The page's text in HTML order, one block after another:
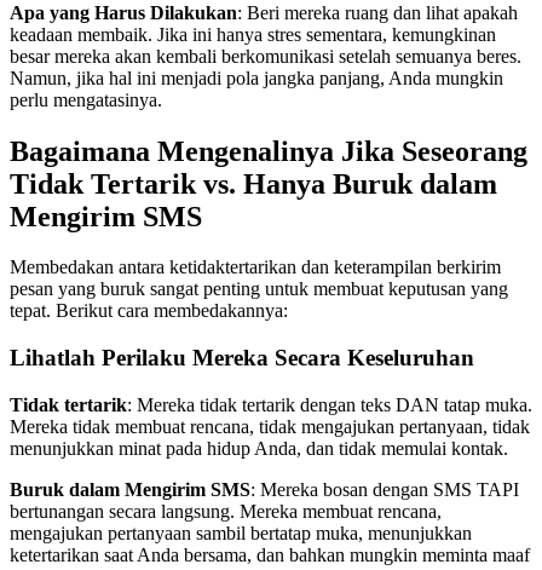
Apa yang Harus Dilakukan: Beri mereka ruang dan lihat apakah
keadaan membaik. Jika ini hanya stres sementara, kemungkinan
besar mereka akan kembali berkomunikasi setelah semuanya beres.
Namun, jika hal ini menjadi pola jangka panjang, Anda mungkin
perlu mengatasinya.
Bagaimana Mengenalinya Jika Seseorang
Tidak Tertarik vs. Hanya Buruk dalam
Mengirim SMS
Membedakan antara ketidaktertarikan dan keterampilan berkirim
pesan yang buruk sangat penting untuk membuat keputusan yang
tepat. Berikut cara membedakannya:
Lihatlah Perilaku Mereka Secara Keseluruhan
Tidak tertarik: Mereka tidak tertarik dengan teks DAN tatap muka.
Mereka tidak membuat rencana, tidak mengajukan pertanyaan, tidak
menunjukkan minat pada hidup Anda, dan tidak memulai kontak.
Buruk dalam Mengirim SMS: Mereka bosan dengan SMS TAPI
bertunangan secara langsung. Mereka membuat rencana,
mengajukan pertanyaan sambil bertatap muka, menunjukkan
ketertarikan saat Anda bersama, dan bahkan mungkin meminta maaf